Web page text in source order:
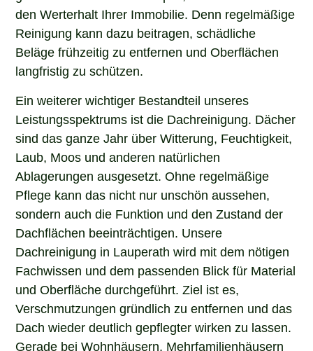
den Werterhalt Ihrer Immobilie. Denn regelmäßige
Reinigung kann dazu beitragen, schädliche
Beläge frühzeitig zu entfernen und Oberflächen
langfristig zu schützen.
Ein weiterer wichtiger Bestandteil unseres
Leistungsspektrums ist die Dachreinigung. Dächer
sind das ganze Jahr über Witterung, Feuchtigkeit,
Laub, Moos und anderen natürlichen
Ablagerungen ausgesetzt. Ohne regelmäßige
Pflege kann das nicht nur unschön aussehen,
sondern auch die Funktion und den Zustand der
Dachflächen beeinträchtigen. Unsere
Dachreinigung in Lauperath wird mit dem nötigen
Fachwissen und dem passenden Blick für Material
und Oberfläche durchgeführt. Ziel ist es,
Verschmutzungen gründlich zu entfernen und das
Dach wieder deutlich gepflegter wirken zu lassen.
Gerade bei Wohnhäusern, Mehrfamilienhäusern